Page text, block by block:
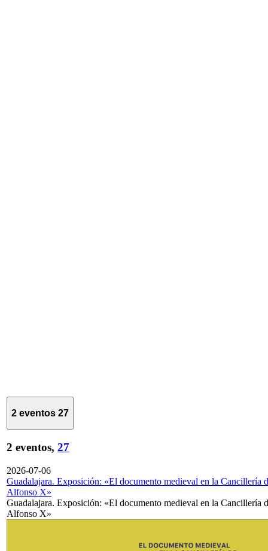
2 eventos 27
2 eventos, 27
2026-07-06
Guadalajara. Exposición: «El documento medieval en la Cancillería
Alfonso X»
Guadalajara. Exposición: «El documento medieval en la Cancillería
Alfonso X»